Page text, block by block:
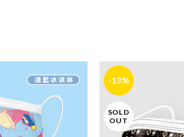
-13%
SOLD
OUT